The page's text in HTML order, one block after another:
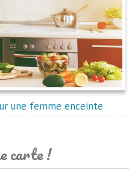
une femme enceinte
carte !